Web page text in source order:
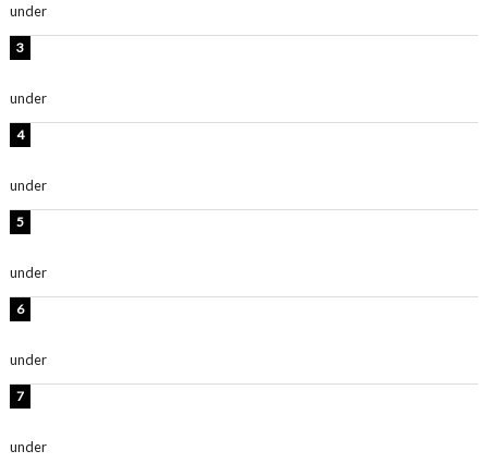
under
under
under
under
under
under